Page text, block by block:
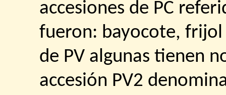
accesiones de PC
fueron: bayocote, frijol
de PV algunas tienen
accesión PV2